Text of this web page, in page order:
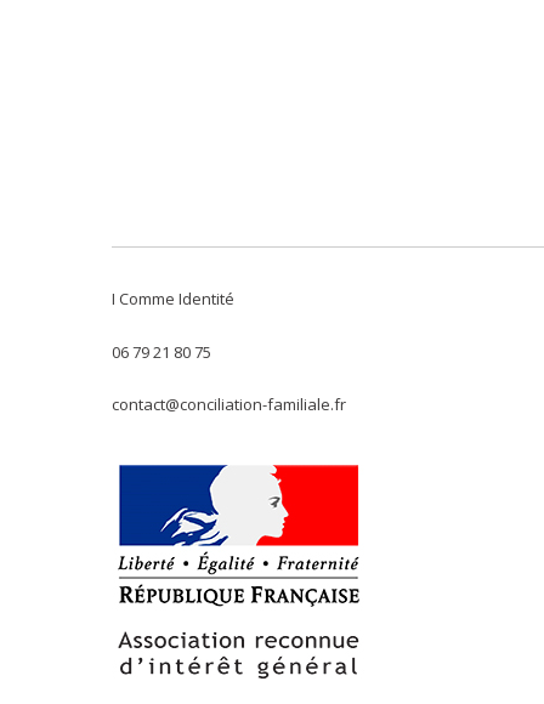
I Comme Identité
06 79 21 80 75
contact@conciliation-familiale.fr